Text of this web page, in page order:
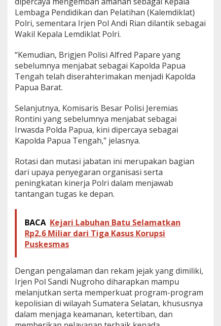
Lembaga Pendidikan dan Pelatihan (Kalemdiklat)
Polri, sementara Irjen Pol Andi Rian dilantik sebagai
Wakil Kepala Lemdiklat Polri.
“Kemudian, Brigjen Polisi Alfred Papare yang
sebelumnya menjabat sebagai Kapolda Papua
Tengah telah diserahterimakan menjadi Kapolda
Papua Barat.
Selanjutnya, Komisaris Besar Polisi Jeremias
Rontini yang sebelumnya menjabat sebagai
Irwasda Polda Papua, kini dipercaya sebagai
Kapolda Papua Tengah,” jelasnya.
Rotasi dan mutasi jabatan ini merupakan bagian
dari upaya penyegaran organisasi serta
peningkatan kinerja Polri dalam menjawab
tantangan tugas ke depan.
BACA Kejari Labuhan Batu Selamatkan
Rp2,6 Miliar dari Tiga Kasus Korupsi
Puskesmas
Dengan pengalaman dan rekam jejak yang dimiliki,
Irjen Pol Sandi Nugroho diharapkan mampu
melanjutkan serta memperkuat program-program
kepolisian di wilayah Sumatera Selatan, khususnya
dalam menjaga keamanan, ketertiban, dan